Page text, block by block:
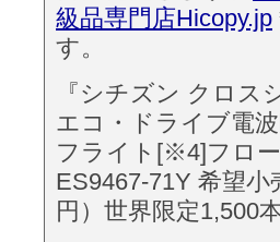
級品専門店Hicopy.jp
す。
『シチズン クロス
エコ・ドライブ電
フライト[※4]フロ
ES9467-71Y 希望
円）世界限定1,500